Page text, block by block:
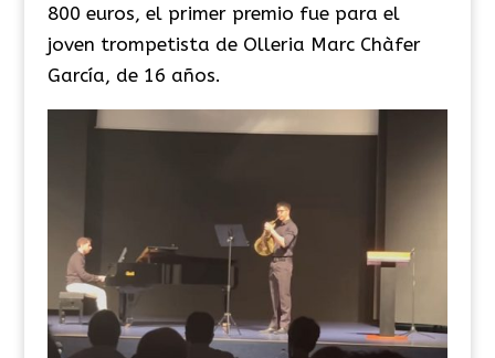
800 euros, el primer premio fue para el
joven trompetista de Olleria Marc Chàfer
García, de 16 años.